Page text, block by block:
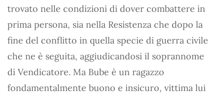
trovato nelle condizioni di dover combattere in
prima persona, sia nella Resistenza che dopo la
fine del conflitto in quella specie di guerra civile
che ne è seguita, aggiudicandosi il soprannome
di Vendicatore. Ma Bube è un ragazzo
fondamentalmente buono e insicuro, vittima lui